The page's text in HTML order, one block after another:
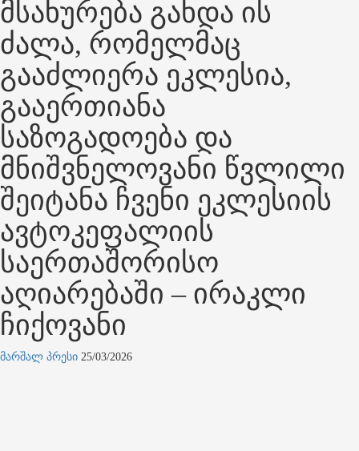
მსახურება გახდა ის
ძალა, რომელმაც
გააძლიერა ეკლესია,
გააერთიანა
საზოგადოება და
მნიშვნელოვანი წვლილი
შეიტანა ჩვენი ეკლესიის
ავტოკეფალიის
საერთაშორისო
აღიარებაში – ირაკლი
ჩიქოვანი
მარშალ პრესი 25/03/2026